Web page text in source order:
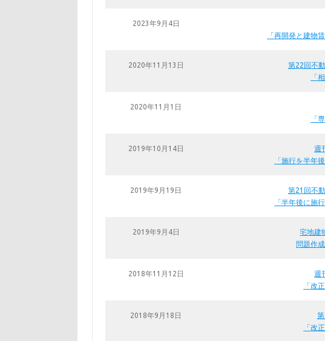
2023年9月4日
「再開発と建物
2020年11月13日
第22回不
「
2020年11月1日
「
2019年10月14日
週
「施行を半年
2019年9月19日
第21回不
「半年後に施
2019年9月4日
宅地建
問題作
2018年11月12日
週
「改
2018年9月18日
「改